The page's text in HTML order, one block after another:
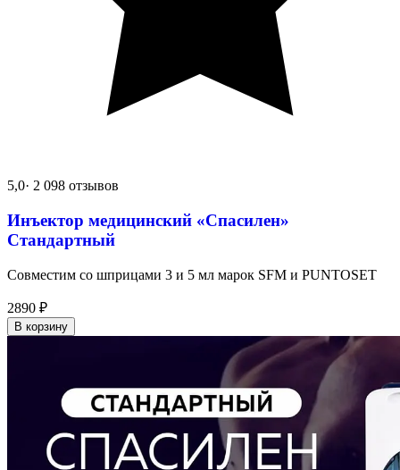
5,0· 2 098 отзывов
Инъектор медицинский «Спасилен»
Стандартный
Совместим со шприцами 3 и 5 мл марок SFM и PUNTOSET
2890 ₽
В корзину